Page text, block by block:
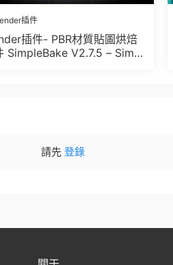
插件
插件- PBR材質貼圖烘焙
SimpleBake V2.7.5 – Simpl
請先 登錄